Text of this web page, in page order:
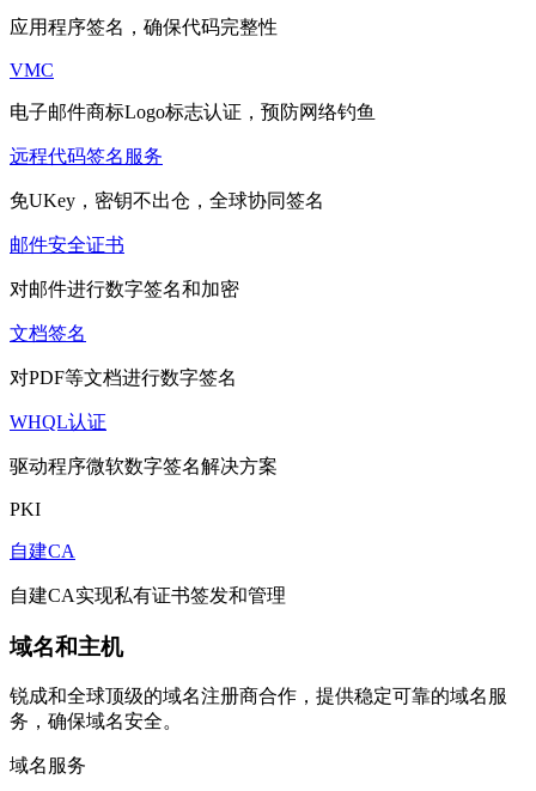
应用程序签名，确保代码完整性
VMC
电子邮件商标Logo标志认证，预防网络钓鱼
远程代码签名服务
免UKey，密钥不出仓，全球协同签名
邮件安全证书
对邮件进行数字签名和加密
文档签名
对PDF等文档进行数字签名
WHQL认证
驱动程序微软数字签名解决方案
PKI
自建CA
自建CA实现私有证书签发和管理
域名和主机
锐成和全球顶级的域名注册商合作，提供稳定可靠的域名服
务，确保域名安全。
域名服务